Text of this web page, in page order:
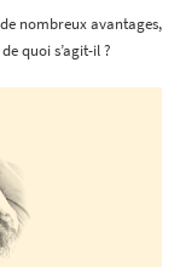
nombreux avantages,
quoi s’agit-il ?